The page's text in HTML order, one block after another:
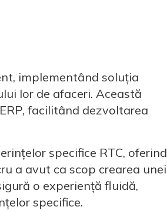
implementând soluția
lor de afaceri. Această
facilitând dezvoltarea
specifice RTC, oferind
a avut ca scop crearea unei
o experiență fluidă,
specifice.